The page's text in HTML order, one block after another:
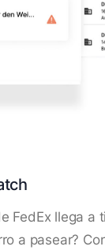
FedEx llega a
a pasear?